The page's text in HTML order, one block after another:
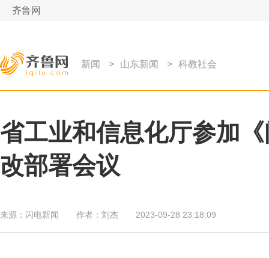
齐鲁网
新闻 > 山东新闻 > 科教社会
省工业和信息化厅参加
改部署会议
来源： 闪电新闻 作者： 刘杰 2023-09-28 23:18:09